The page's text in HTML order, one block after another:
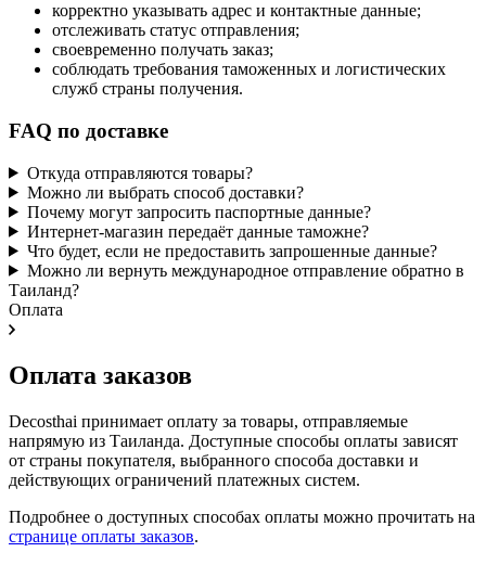
корректно указывать адрес и контактные данные;
отслеживать статус отправления;
своевременно получать заказ;
соблюдать требования таможенных и логистических
служб страны получения.
FAQ по доставке
Откуда отправляются товары?
Можно ли выбрать способ доставки?
Почему могут запросить паспортные данные?
Интернет-магазин передаёт данные таможне?
Что будет, если не предоставить запрошенные данные?
Можно ли вернуть международное отправление обратно в
Таиланд?
Оплата
Оплата заказов
Decosthai принимает оплату за товары, отправляемые
напрямую из Таиланда. Доступные способы оплаты зависят
от страны покупателя, выбранного способа доставки и
действующих ограничений платежных систем.
Подробнее о доступных способах оплаты можно прочитать на
странице оплаты заказов.